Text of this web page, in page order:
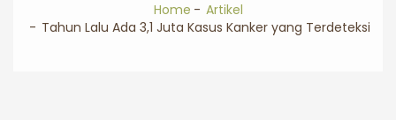
Home
Artikel
Tahun Lalu Ada 3,1 Juta Kasus Kanker yang Terdeteksi